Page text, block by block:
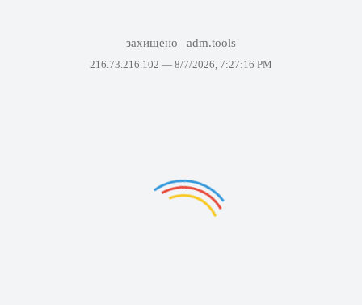
захищено adm.tools
216.73.216.102 — 8/7/2026, 7:27:16 PM